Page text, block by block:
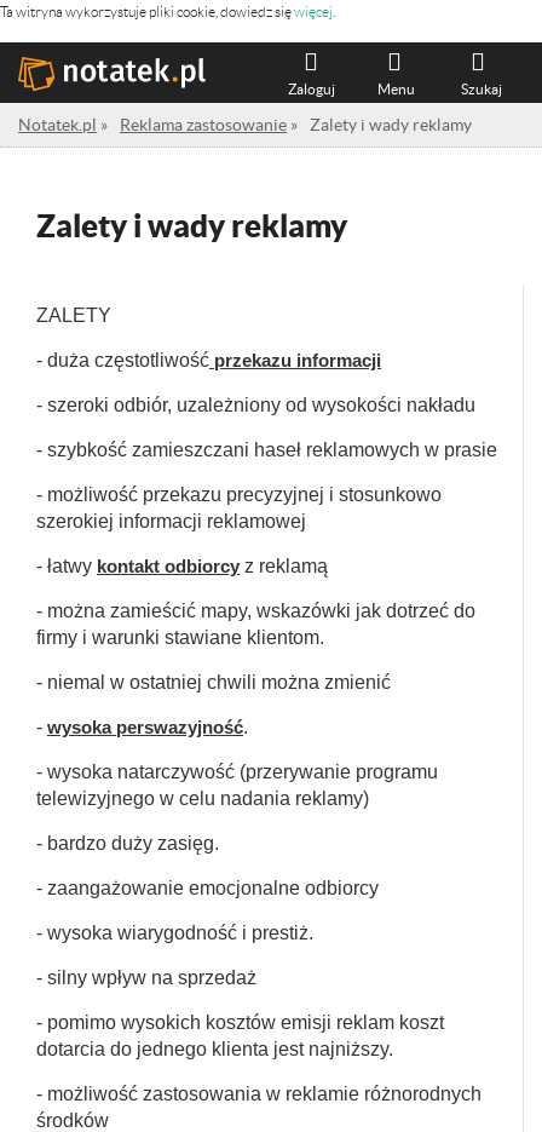
Ta witryna wykorzystuje pliki cookie, dowiedz sięwięcej
Szukaj
Menu
Zaloguj
Notatek.pl » Reklama zastosowanie » Zalety i wady reklamy
Zalety i wady reklamy
ZALETY
- duża częstotliwość przekazu informacji
- szeroki odbiór, uzależniony od wysokości nakładu
- szybkość zamieszczani haseł reklamowych w prasie
- możliwość przekazu precyzyjnej i stosunkowo
szerokiej informacji reklamowej
- łatwy kontakt odbiorcy z reklamą
- można zamieścić mapy, wskazówki jak dotrzeć do
firmy i warunki stawiane klientom.
- niemal w ostatniej chwili można zmienić
- wysoka perswazyjność.
- wysoka natarczywość (przerywanie programu
telewizyjnego w celu nadania reklamy)
- bardzo duży zasięg.
- zaangażowanie emocjonalne odbiorcy
- wysoka wiarygodność i prestiż.
- silny wpływ na sprzedaż
- pomimo wysokich kosztów emisji reklam koszt
dotarcia do jednego klienta jest najniższy.
- możliwość zastosowania w reklamie różnorodnych
środków